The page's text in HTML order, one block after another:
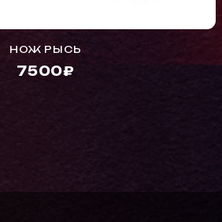
НОЖ РЫСЬ
7500₽